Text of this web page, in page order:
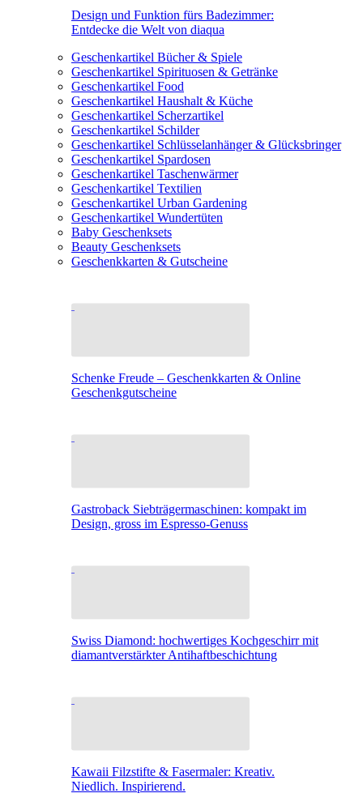
Design und Funktion fürs Badezimmer:
Entdecke die Welt von diaqua
Geschenkartikel Bücher & Spiele
Geschenkartikel Spirituosen & Getränke
Geschenkartikel Food
Geschenkartikel Haushalt & Küche
Geschenkartikel Scherzartikel
Geschenkartikel Schilder
Geschenkartikel Schlüsselanhänger & Glücksbringer
Geschenkartikel Spardosen
Geschenkartikel Taschenwärmer
Geschenkartikel Textilien
Geschenkartikel Urban Gardening
Geschenkartikel Wundertüten
Baby Geschenksets
Beauty Geschenksets
Geschenkkarten & Gutscheine
Schenke Freude – Geschenkkarten & Online
Geschenkgutscheine
Gastroback Siebträgermaschinen: kompakt im
Design, gross im Espresso-Genuss
Swiss Diamond: hochwertiges Kochgeschirr mit
diamantverstärkter Antihaftbeschichtung
Kawaii Filzstifte & Fasermaler: Kreativ.
Niedlich. Inspirierend.